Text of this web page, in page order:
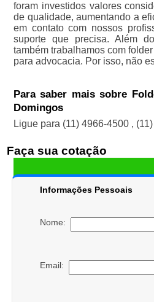
foram investidos valores
de qualidade, aumentando a
em contato com nossos
suporte que precisa. Além
também trabalhamos com
para advocacia. Por isso, não
Para saber mais sobre
Domingos
Ligue para (11) 4966-4500 ,
Faça sua cotação
Informações Pessoais
Nome:
Email: